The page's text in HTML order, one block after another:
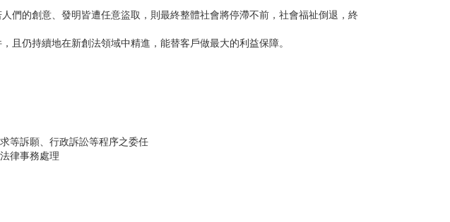
們的創意、發明皆遭任意盜取，則最終整體社會將停滯不前，社會福祉倒退，終
且仍持續地在新創法領域中精進，能替客戶做最大的利益保障。
等訴願、行政訴訟等程序之委任
律事務處理